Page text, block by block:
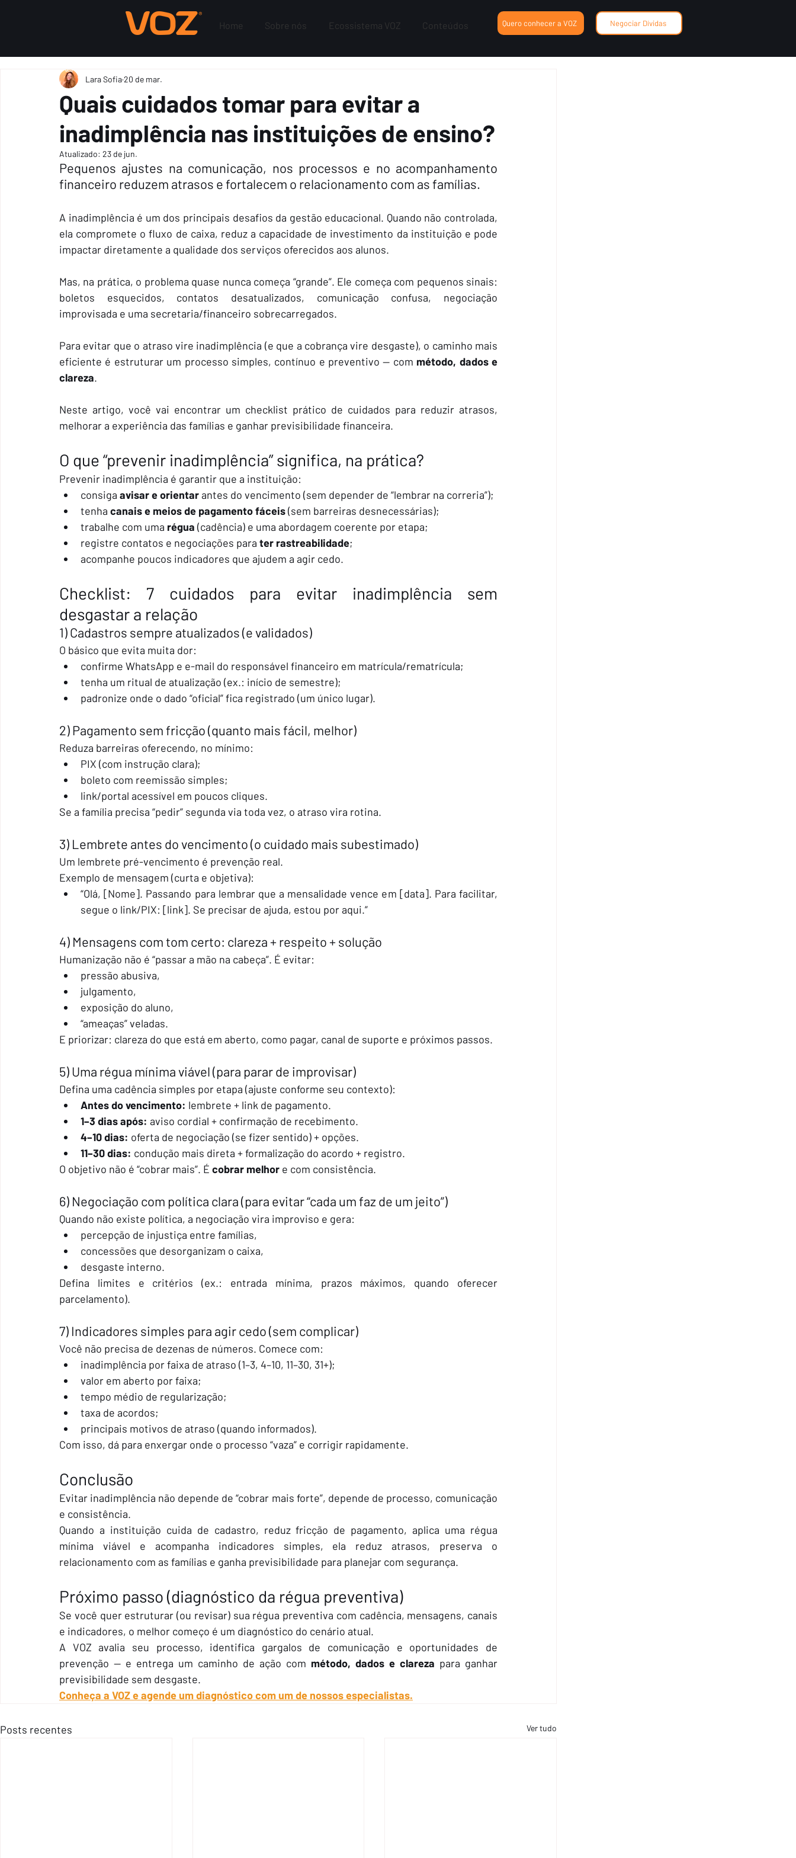
Home Sobre nós Ecossistema VOZ Conteúdos Quero conhecer a VOZ Negociar Dívidas
Quais cuidados tomar para evitar a
inadimplência nas instituições de ensino?
Lara Sofia20 de mar.
Atualizado: 23 de jun.
Pequenos ajustes na comunicação, nos processos e no acompanhamento
financeiro reduzem atrasos e fortalecem o relacionamento com as famílias.
A inadimplência é um dos principais desafios da gestão educacional. Quando não controlada,
ela compromete o fluxo de caixa, reduz a capacidade de investimento da instituição e pode
impactar diretamente a qualidade dos serviços oferecidos aos alunos.
Mas, na prática, o problema quase nunca começa “grande”. Ele começa com pequenos sinais:
boletos esquecidos, contatos desatualizados, comunicação confusa, negociação
improvisada e uma secretaria/financeiro sobrecarregados.
Para evitar que o atraso vire inadimplência (e que a cobrança vire desgaste), o caminho mais
eficiente é estruturar um processo simples, contínuo e preventivo — com método, dados e
clareza.
Neste artigo, você vai encontrar um checklist prático de cuidados para reduzir atrasos,
melhorar a experiência das famílias e ganhar previsibilidade financeira.
O que “prevenir inadimplência” significa, na prática?
Prevenir inadimplência é garantir que a instituição:
consiga avisar e orientar antes do vencimento (sem depender de “lembrar na correria”);
tenha canais e meios de pagamento fáceis (sem barreiras desnecessárias);
trabalhe com uma régua (cadência) e uma abordagem coerente por etapa;
registre contatos e negociações para ter rastreabilidade;
acompanhe poucos indicadores que ajudem a agir cedo.
Checklist: 7 cuidados para evitar inadimplência sem
desgastar a relação
1) Cadastros sempre atualizados (e validados)
O básico que evita muita dor:
confirme WhatsApp e e-mail do responsável financeiro em matrícula/rematrícula;
tenha um ritual de atualização (ex.: início de semestre);
padronize onde o dado “oficial” fica registrado (um único lugar).
2) Pagamento sem fricção (quanto mais fácil, melhor)
Reduza barreiras oferecendo, no mínimo:
PIX (com instrução clara);
boleto com reemissão simples;
link/portal acessível em poucos cliques.
Se a família precisa “pedir” segunda via toda vez, o atraso vira rotina.
3) Lembrete antes do vencimento (o cuidado mais subestimado)
Um lembrete pré-vencimento é prevenção real.
Exemplo de mensagem (curta e objetiva):
“Olá, [Nome]. Passando para lembrar que a mensalidade vence em [data]. Para facilitar,
segue o link/PIX: [link]. Se precisar de ajuda, estou por aqui.”
4) Mensagens com tom certo: clareza + respeito + solução
Humanização não é “passar a mão na cabeça”. É evitar:
pressão abusiva,
julgamento,
exposição do aluno,
“ameaças” veladas.
E priorizar: clareza do que está em aberto, como pagar, canal de suporte e próximos passos.
5) Uma régua mínima viável (para parar de improvisar)
Defina uma cadência simples por etapa (ajuste conforme seu contexto):
Antes do vencimento: lembrete + link de pagamento.
1–3 dias após: aviso cordial + confirmação de recebimento.
4–10 dias: oferta de negociação (se fizer sentido) + opções.
11–30 dias: condução mais direta + formalização do acordo + registro.
O objetivo não é “cobrar mais”. É cobrar melhor e com consistência.
6) Negociação com política clara (para evitar “cada um faz de um jeito”)
Quando não existe política, a negociação vira improviso e gera:
percepção de injustiça entre famílias,
concessões que desorganizam o caixa,
desgaste interno.
Defina limites e critérios (ex.: entrada mínima, prazos máximos, quando oferecer
parcelamento).
7) Indicadores simples para agir cedo (sem complicar)
Você não precisa de dezenas de números. Comece com:
inadimplência por faixa de atraso (1–3, 4–10, 11–30, 31+);
valor em aberto por faixa;
tempo médio de regularização;
taxa de acordos;
principais motivos de atraso (quando informados).
Com isso, dá para enxergar onde o processo “vaza” e corrigir rapidamente.
Conclusão
Evitar inadimplência não depende de “cobrar mais forte”, depende de processo, comunicação
e consistência.
Quando a instituição cuida de cadastro, reduz fricção de pagamento, aplica uma régua
mínima viável e acompanha indicadores simples, ela reduz atrasos, preserva o
relacionamento com as famílias e ganha previsibilidade para planejar com segurança.
Próximo passo (diagnóstico da régua preventiva)
Se você quer estruturar (ou revisar) sua régua preventiva com cadência, mensagens, canais
e indicadores, o melhor começo é um diagnóstico do cenário atual.
A VOZ avalia seu processo, identifica gargalos de comunicação e oportunidades de
prevenção — e entrega um caminho de ação com método, dados e clareza para ganhar
previsibilidade sem desgaste.
Conheça a VOZ e agende um diagnóstico com um de nossos especialistas.
Posts recentes Ver tudo